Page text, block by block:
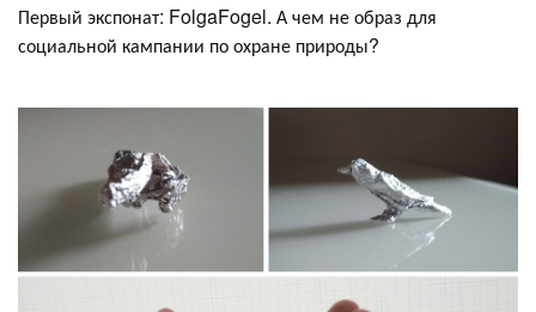
Первый экспонат: FolgaFogel. А чем не образ для
социальной кампании по охране природы?